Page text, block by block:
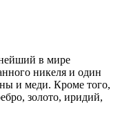
в мире
никеля и один
и меди. Кроме того,
золото, иридий,